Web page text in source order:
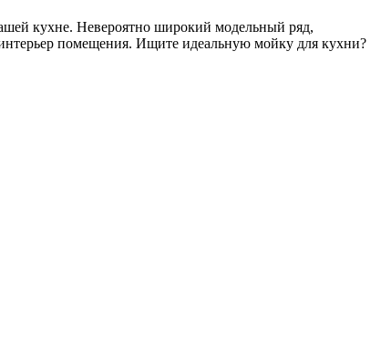
кухне. Невероятно широкий модельный ряд,
помещения. Ищите идеальную мойку для кухни?